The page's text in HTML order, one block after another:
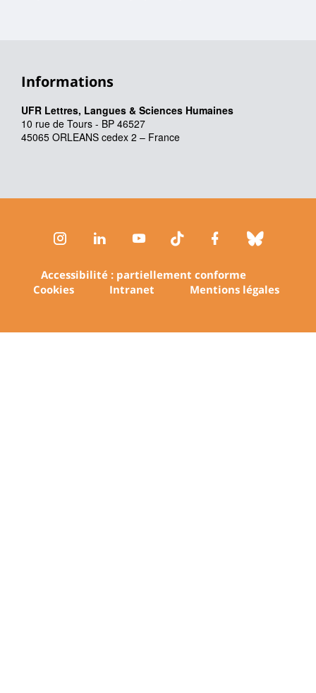
Informations
UFR Lettres, Langues & Sciences Humaines
10 rue de Tours - BP 46527
45065 ORLEANS cedex 2 – France
InstagramLinkedInYoutubeTikTok Facebook
Accessibilité : partiellement conforme
Cookies
Intranet Mentions légales